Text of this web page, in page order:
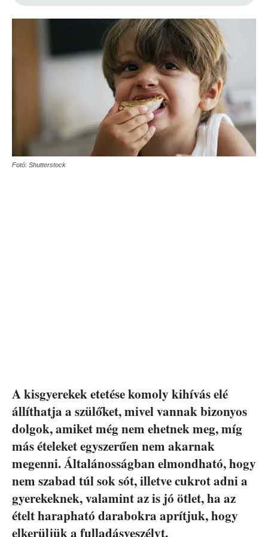
Fotó: Shutterstock
A kisgyerekek etetése komoly kihívás elé
állíthatja a szülőket, mivel vannak bizonyos
dolgok, amiket még nem ehetnek meg, míg
más ételeket egyszerűen nem akarnak
megenni. Általánosságban elmondható, hogy
nem szabad túl sok sót, illetve cukrot adni a
gyerekeknek, valamint az is jó ötlet, ha az
ételt harapható darabokra aprítjuk, hogy
elkerüljük a fulladásveszélyt.